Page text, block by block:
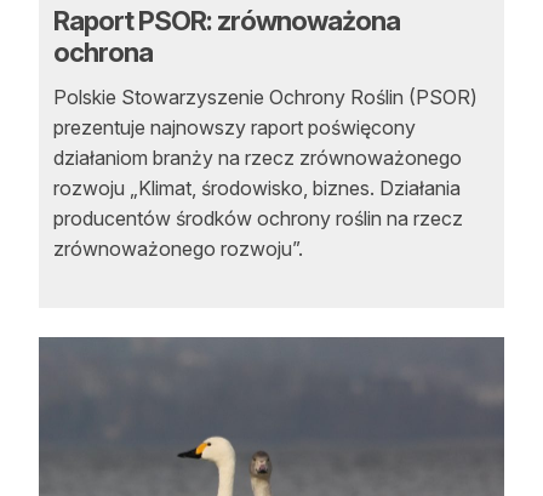
Raport PSOR: zrównoważona
ochrona
Polskie Stowarzyszenie Ochrony Roślin (PSOR)
prezentuje najnowszy raport poświęcony
działaniom branży na rzecz zrównoważonego
rozwoju „Klimat, środowisko, biznes. Działania
producentów środków ochrony roślin na rzecz
zrównoważonego rozwoju”.